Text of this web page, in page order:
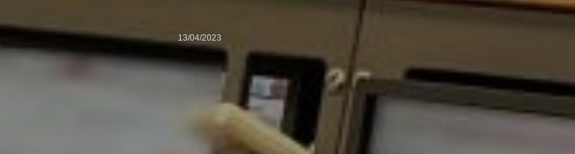
13/04/2023